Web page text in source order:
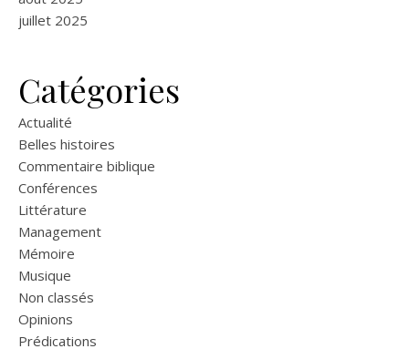
juillet 2025
Catégories
Actualité
Belles histoires
Commentaire biblique
Conférences
Littérature
Management
Mémoire
Musique
Non classés
Opinions
Prédications